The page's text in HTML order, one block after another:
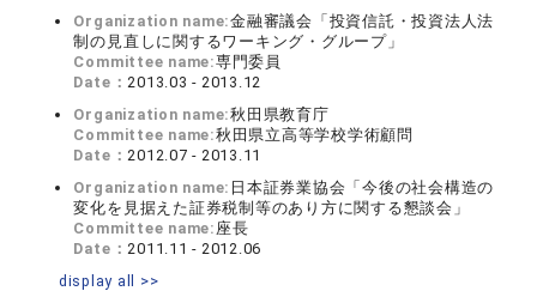
Organization name:金融審議会「投資信託・投資法人法
制の見直しに関するワーキング・グループ」
Committee name:専門委員
Date：2013.03 - 2013.12
Organization name:秋田県教育庁
Committee name:秋田県立高等学校学術顧問
Date：2012.07 - 2013.11
Organization name: 日本証券業協会「今後の社会構造の
変化を見据えた証券税制等のあり方に関する懇談会」
Committee name: 座長
Date：2011.11 - 2012.06
display all >>